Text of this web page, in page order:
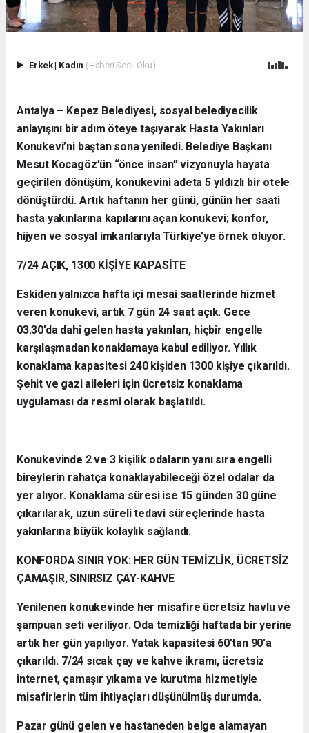
Erkek| Kadın (Haberi Sesli Oku)
Antalya – Kepez Belediyesi, sosyal belediyecilik
anlayışını bir adım öteye taşıyarak Hasta Yakınları
Konukevi’ni baştan sona yeniledi. Belediye Başkanı
Mesut Kocagöz’ün “önce insan” vizyonuyla hayata
geçirilen dönüşüm, konukevini adeta 5 yıldızlı bir otele
dönüştürdü. Artık haftanın her günü, günün her saati
hasta yakınlarına kapılarını açan konukevi; konfor,
hijyen ve sosyal imkanlarıyla Türkiye’ye örnek oluyor.
7/24 AÇIK, 1300 KİŞİYE KAPASİTE
Eskiden yalnızca hafta içi mesai saatlerinde hizmet
veren konukevi, artık 7 gün 24 saat açık. Gece
03.30’da dahi gelen hasta yakınları, hiçbir engelle
karşılaşmadan konaklamaya kabul ediliyor. Yıllık
konaklama kapasitesi 240 kişiden 1300 kişiye çıkarıldı.
Şehit ve gazi aileleri için ücretsiz konaklama
uygulaması da resmi olarak başlatıldı.
Konukevinde 2 ve 3 kişilik odaların yanı sıra engelli
bireylerin rahatça konaklayabileceği özel odalar da
yer alıyor. Konaklama süresi ise 15 günden 30 güne
çıkarılarak, uzun süreli tedavi süreçlerinde hasta
yakınlarına büyük kolaylık sağlandı.
KONFORDA SINIR YOK: HER GÜN TEMİZLİK, ÜCRETSİZ
ÇAMAŞIR, SINIRSIZ ÇAY-KAHVE
Yenilenen konukevinde her misafire ücretsiz havlu ve
şampuan seti veriliyor. Oda temizliği haftada bir yerine
artık her gün yapılıyor. Yatak kapasitesi 60’tan 90’a
çıkarıldı. 7/24 sıcak çay ve kahve ikramı, ücretsiz
internet, çamaşır yıkama ve kurutma hizmetiyle
misafirlerin tüm ihtiyaçları düşünülmüş durumda.
Pazar günü gelen ve hastaneden belge alamayan